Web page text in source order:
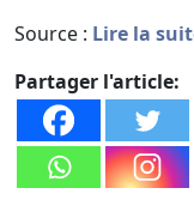
Source : Lire la
Partager l'article: